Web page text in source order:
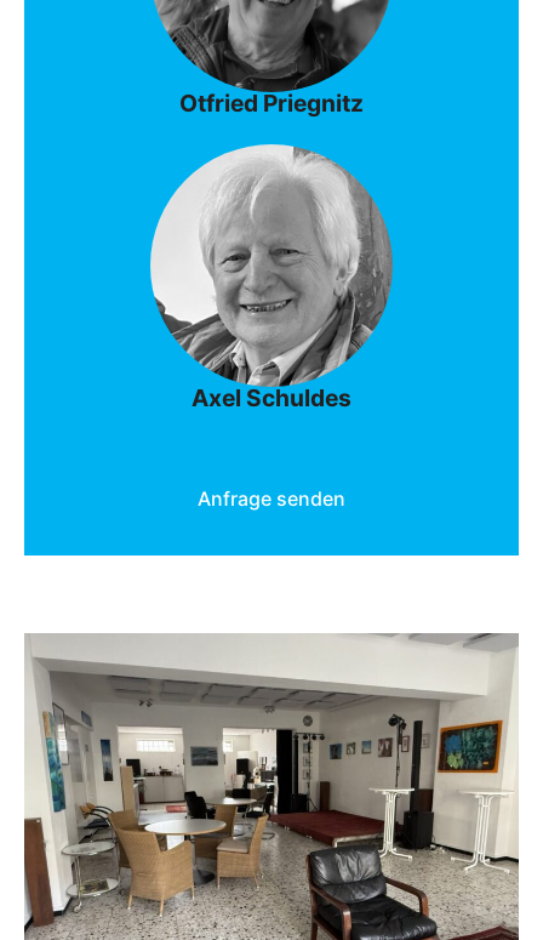
Otfried Priegnitz
Axel Schuldes
Anfrage senden
Kontakt/Anfahrt
Marktplatz 15
45527
Hattingen/Blankenstein
Otti (Otfried)
Priegnitz
0175 –